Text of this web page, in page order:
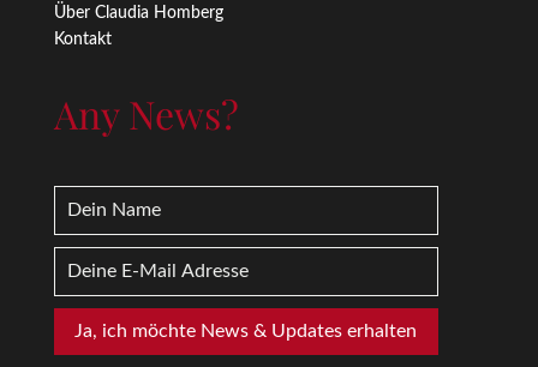
Über Claudia Homberg
Kontakt
Any News?
Ja, ich möchte News & Updates erhalten